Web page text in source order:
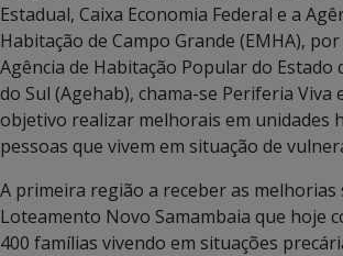
Estadual, Caixa Economia Federal e a
Habitação de Campo Grande (EMHA),
Agência de Habitação Popular do Estado
do Sul (Agehab), chama-se Periferia Viva
objetivo realizar melhorais em unidades
pessoas que vivem em situação de
A primeira região a receber as melhorias
Loteamento Novo Samambaia que hoje
400 famílias vivendo em situações